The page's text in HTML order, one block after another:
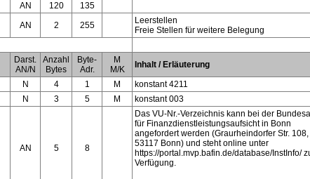
AN 120
135
AN 2 255
Leerstellen
Freie Stellen für weitere Belegung
Darst.
AN/N
Anzahl
Bytes
Byte-
Adr.
M
M/K
Inhalt / Erläuterung
N 4 1 M
konstant 4211
N 3 5 M konstant 003
AN 5 8
Das VU-Nr.-Verzeichnis kann bei der
für Finanzdienstleistungsaufsicht in Bonn
angefordert werden (Graurheindorfer Str. 108,
53117 Bonn) und steht online unter
https://portal.mvp.bafin.de/database/InstInfo/
Verfügung.